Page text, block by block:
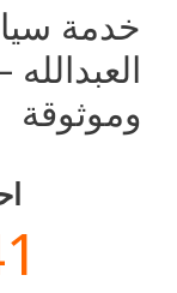
خدمة
وموثوقة